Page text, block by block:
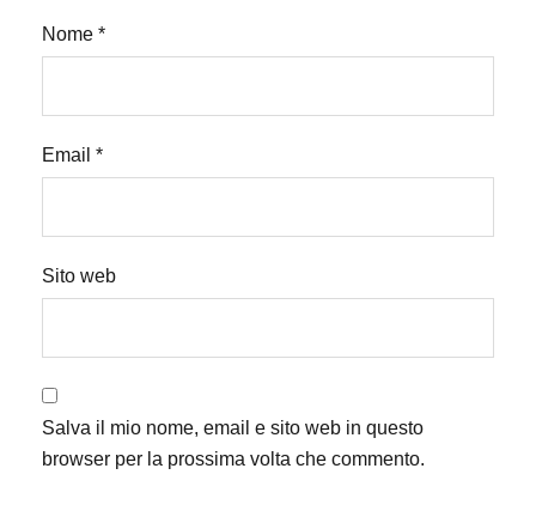
Nome *
Email *
Sito web
Salva il mio nome, email e sito web in questo
browser per la prossima volta che commento.